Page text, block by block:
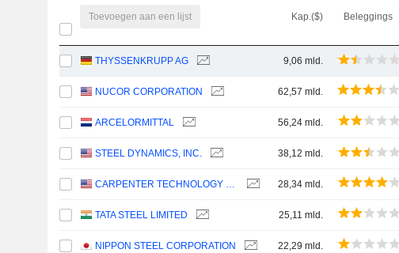
Toevoegen aan een lijst Kap.($) Beleggings
THYSSENKRUPP AG 9,06 mld.
NUCOR CORPORATION 62,57 mld.
ARCELORMITTAL 56,24 mld.
STEEL DYNAMICS, INC. 38,12 mld.
CARPENTER TECHNOLOGY CORPORATION 28,34 mld.
TATA STEEL LIMITED 25,11 mld.
NIPPON STEEL CORPORATION 22,29 mld.